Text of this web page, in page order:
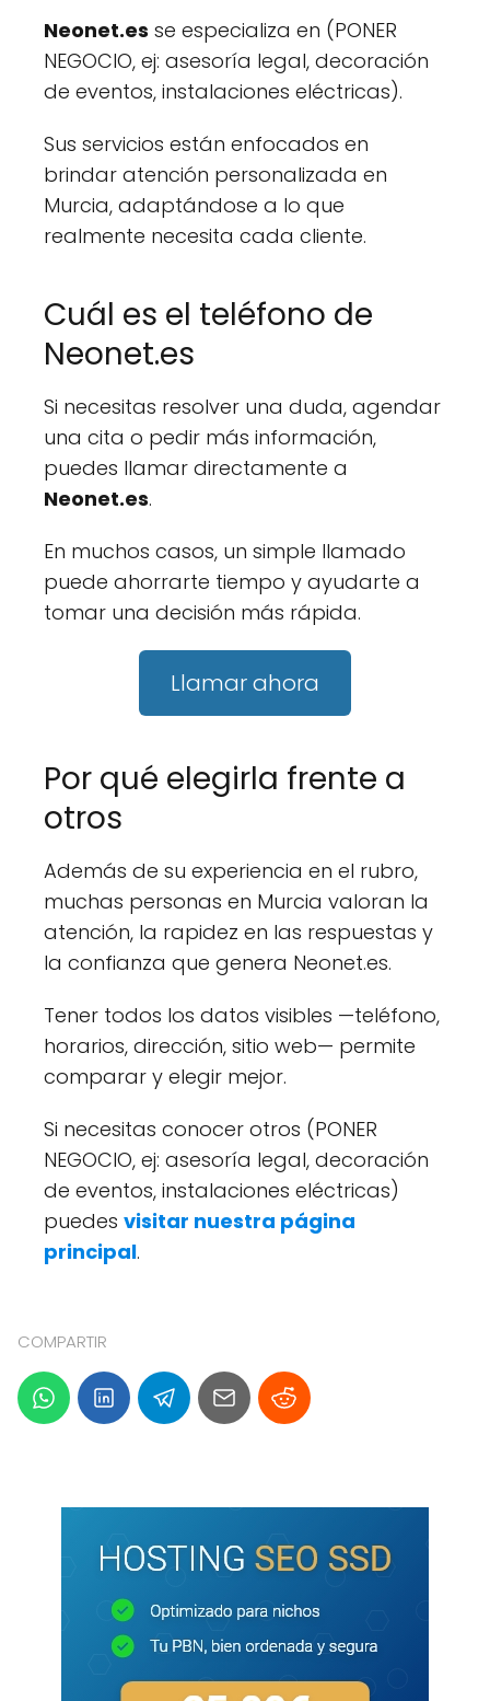
Neonet.es se especializa en (PONER
NEGOCIO, ej: asesoría legal, decoración
de eventos, instalaciones eléctricas).
Sus servicios están enfocados en
brindar atención personalizada en
Murcia, adaptándose a lo que
realmente necesita cada cliente.
Cuál es el teléfono de
Neonet.es
Si necesitas resolver una duda, agendar
una cita o pedir más información,
puedes llamar directamente a
Neonet.es.
En muchos casos, un simple llamado
puede ahorrarte tiempo y ayudarte a
tomar una decisión más rápida.
Llamar ahora
Por qué elegirla frente a
otros
Además de su experiencia en el rubro,
muchas personas en Murcia valoran la
atención, la rapidez en las respuestas y
la confianza que genera Neonet.es.
Tener todos los datos visibles —teléfono,
horarios, dirección, sitio web— permite
comparar y elegir mejor.
Si necesitas conocer otros (PONER
NEGOCIO, ej: asesoría legal, decoración
de eventos, instalaciones eléctricas)
puedes visitar nuestra página
principal.
COMPARTIR